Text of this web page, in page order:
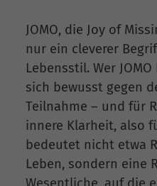
JOMO, die Joy of
nur ein cleverer
Lebensstil. Wer
sich bewusst gegen
Teilnahme – und für
innere Klarheit, also
bedeutet nicht etwa
Leben, sondern eine